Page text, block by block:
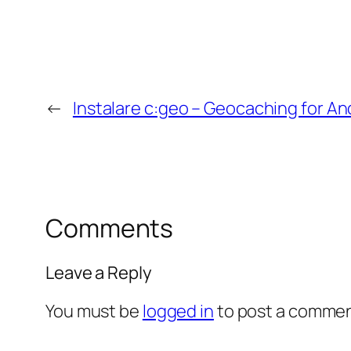
← Instalare c:geo – Geocaching for
Comments
Leave a Reply
You must be logged into post a